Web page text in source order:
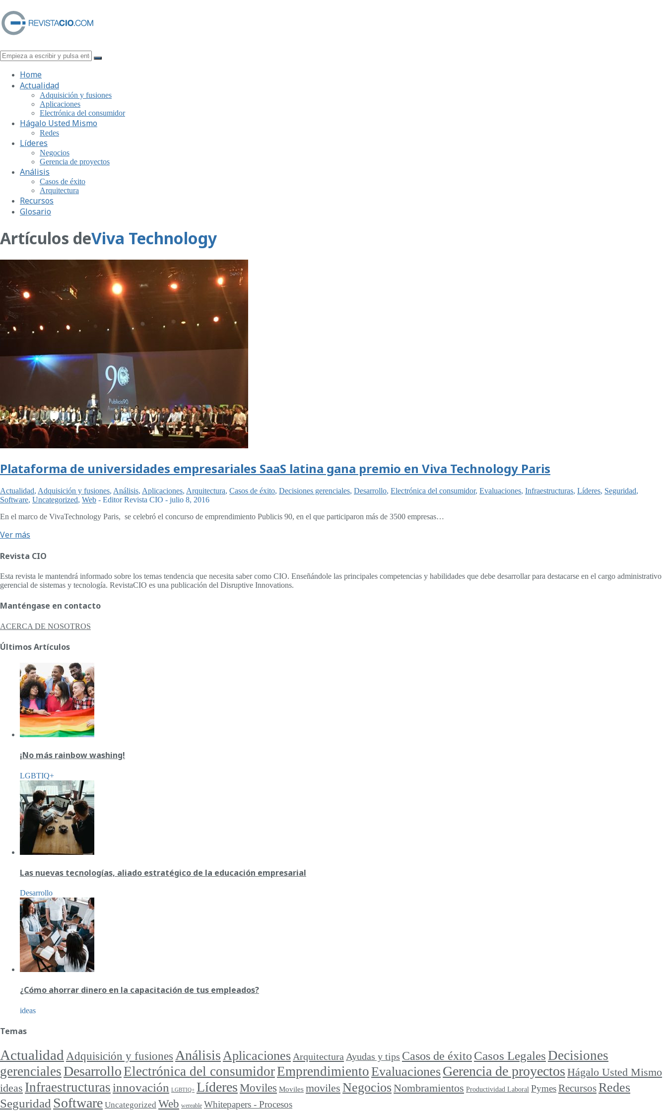
Home
Actualidad
Adquisición y fusiones
Aplicaciones
Electrónica del consumidor
Hágalo Usted Mismo
Redes
Líderes
Negocios
Gerencia de proyectos
Análisis
Casos de éxito
Arquitectura
Recursos
Glosario
Artículos deViva Technology
Plataforma de universidades empresariales SaaS latina gana premio en Viva Technology Paris
Actualidad, Adquisición y fusiones, Análisis, Aplicaciones, Arquitectura, Casos de éxito, Decisiones gerenciales, Desarrollo, Electrónica del consumidor, Evaluaciones, Infraestructuras, Líderes, Seguridad,
Software, Uncategorized, Web - Editor Revista CIO - julio 8, 2016
En el marco de VivaTechnology Paris, se celebró el concurso de emprendimiento Publicis 90, en el que participaron más de 3500 empresas…
Ver más
Revista CIO
Esta revista le mantendrá informado sobre los temas tendencia que necesita saber como CIO. Enseñándole las principales competencias y habilidades que debe desarrollar para destacarse en el cargo administrativo
gerencial de sistemas y tecnología. RevistaCIO es una publicación del Disruptive Innovations.
Manténgase en contacto
ACERCA DE NOSOTROS
Últimos Artículos
¡No más rainbow washing!
LGBTIQ+
Las nuevas tecnologías, aliado estratégico de la educación empresarial
Desarrollo
¿Cómo ahorrar dinero en la capacitación de tus empleados?
ideas
Temas
Actualidad Adquisición y fusionesAnálisisAplicaciones Arquitectura Ayudas y tips Casos de éxito Casos LegalesDecisiones
gerenciales DesarrolloElectrónica del consumidorEmprendimientoEvaluaciones Gerencia de proyectos Hágalo Usted Mismo
ideas Infraestructuras innovación LGBTIQ+ LíderesMoviles Moviles moviles Negocios Nombramientos Productividad Laboral PymesRecursosRedes
Seguridad Software Uncategorized Web wereable Whitepapers - Procesos